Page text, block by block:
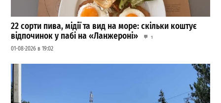
22 сорти пива, мідії та вид на море: скільки коштує
відпочинок у пабі на «Ланжероні»
1
01-08-2026 в 19:02